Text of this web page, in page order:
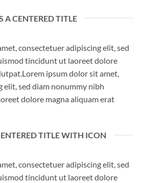
A CENTERED TITLE
consectetuer adipiscing elit, sed
tincidunt ut laoreet dolore
ipsum dolor sit amet,
elit, sed diam nonummy nibh
dolore magna aliquam erat
TITLE WITH ICON
consectetuer adipiscing elit, sed
tincidunt ut laoreet dolore